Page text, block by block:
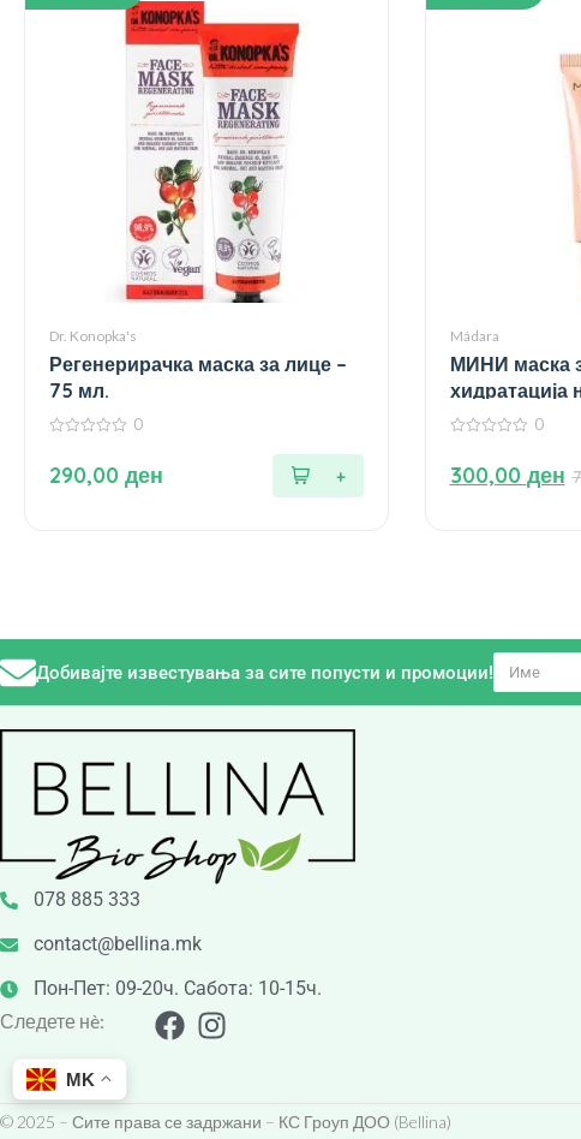
Dr. Konopka's
Регенерирачка маска за лице –
75 мл.
5
0
290,00 ден
Mádara
МИНИ маска
хидратација
кожа – 17 мл.
5
0
300,00 ден
Добивајте известувања за сите попусти и промоции!
078 885 333
contact@bellina.mk
Пон-Пет: 09-20ч. Сабота: 10-15ч.
Следете нè:
© 2025 – Сите права се задржани – КС Гроуп ДОО (Bellina)
MK